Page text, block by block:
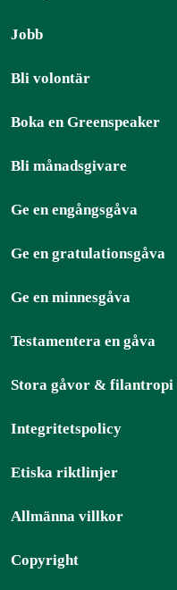
Jobb
Bli volontär
Boka en Greenspeaker
Bli månadsgivare
Ge en engångsgåva
Ge en gratulationsgåva
Ge en minnesgåva
Testamentera en gåva
Stora gåvor & filantropi
Integritetspolicy
Etiska riktlinjer
Allmänna villkor
Copyright